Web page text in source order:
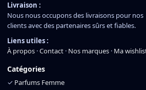
Livraison :
Nous nous occupons des livraisons pour nos
clients avec des partenaires sûrs et fiables.
Liens utiles :
À propos ·Contact · Nos marques · Ma
Catégories
✓ Parfums Femme